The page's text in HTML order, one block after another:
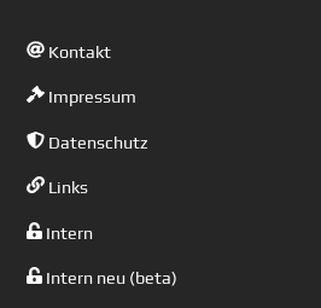
Kontakt
Impressum
Datenschutz
Links
Intern
Intern neu (beta)